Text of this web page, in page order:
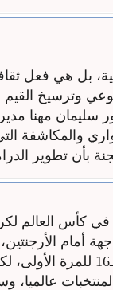
بل هي فعل
وترسيخ القيم
سليمان مهنا مدير
والمكاشفة
بأن تطوير
أمام الأرجنتين،
النهائي. فقد بلغ \"الفراعنة\" دور
عالميا،